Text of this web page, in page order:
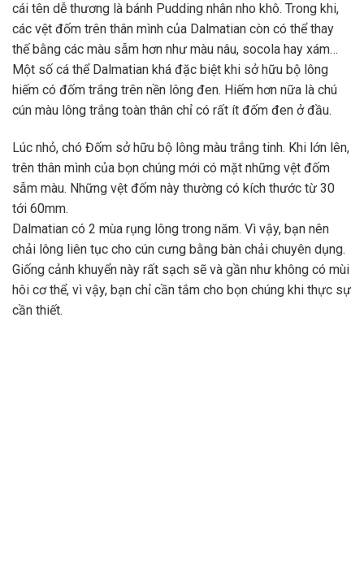
cái tên dễ thương là bánh Pudding nhân nho khô. Trong khi,
các vệt đốm trên thân mình của Dalmatian còn có thể thay
thế bằng các màu sẫm hơn như màu nâu, socola hay xám…
Một số cá thể Dalmatian khá đặc biệt khi sở hữu bộ lông
hiếm có đốm trắng trên nền lông đen. Hiếm hơn nữa là chú
cún màu lông trắng toàn thân chỉ có rất ít đốm đen ở đầu.
Lúc nhỏ, chó Đốm sở hữu bộ lông màu trắng tinh. Khi lớn lên,
trên thân mình của bọn chúng mới có mặt những vệt đốm
sẫm màu. Những vệt đốm này thường có kích thước từ 30
tới 60mm.
Dalmatian có 2 mùa rụng lông trong năm. Vì vậy, bạn nên
chải lông liên tục cho cún cưng bằng bàn chải chuyên dụng.
Giống cảnh khuyển này rất sạch sẽ và gần như không có mùi
hôi cơ thể, vì vậy, bạn chỉ cần tắm cho bọn chúng khi thực sự
cần thiết.